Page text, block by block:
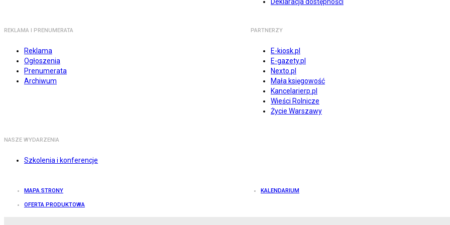
REKLAMA I PRENUMERATA
Reklama
Ogłoszenia
Prenumerata
Archiwum
PARTNERZY
E-kiosk.pl
E-gazety.pl
Nexto.pl
Mała księgowość
Kancelarierp.pl
Wieści Rolnicze
Życie Warszawy
NASZE WYDARZENIA
Szkolenia i konferencje
MAPA STRONY KALENDARIUM
OFERTA PRODUKTOWA